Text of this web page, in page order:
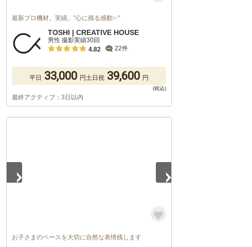
最新プロ機材。実績。"心に残る感動✨"
TOSHI | CREATIVE HOUSE
男性 撮影実績30回
4.82
22件
平日 33,000 円土日祝 39,600 円
最終アクティブ：3日以内
お子さまのペースを大切に自然な表情残します